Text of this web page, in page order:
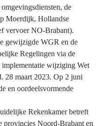
de
Moerdijk, Hollandse
vervoer NO-Brabant).
gewijzigde WGR en de
Regelingen via de
implementatie wijziging Wet
28 maart 2023. Op 2 juni
en oordeelsvormende
Rekenkamer betreft
provincies Noord-Brabant en